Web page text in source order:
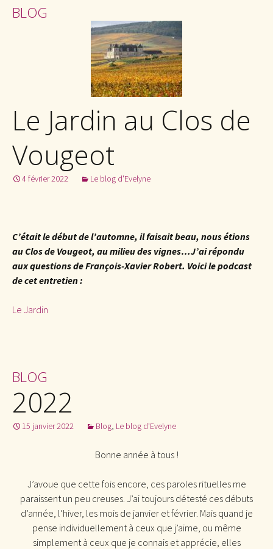
BLOG
Le Jardin au Clos de
Vougeot
4 février 2022 Le blog d'Evelyne
C’était le début de l’automne, il faisait beau, nous étions
au Clos de Vougeot, au milieu des vignes…J’ai répondu
aux questions de François-Xavier Robert. Voici le podcast
de cet entretien :
Le Jardin
BLOG
2022
15 janvier 2022 Blog, Le blog d'Evelyne
Bonne année à tous !
J’avoue que cette fois encore, ces paroles rituelles me
paraissent un peu creuses. J’ai toujours détesté ces débuts
d’année, l’hiver, les mois de janvier et février. Mais quand je
pense individuellement à ceux que j’aime, ou même
simplement à ceux que je connais et apprécie, elles